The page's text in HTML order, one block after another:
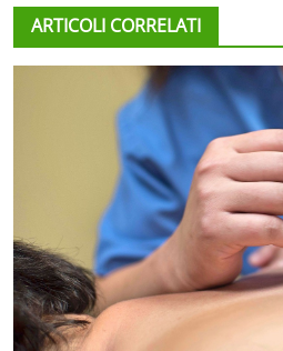
ARTICOLI CORRELATI